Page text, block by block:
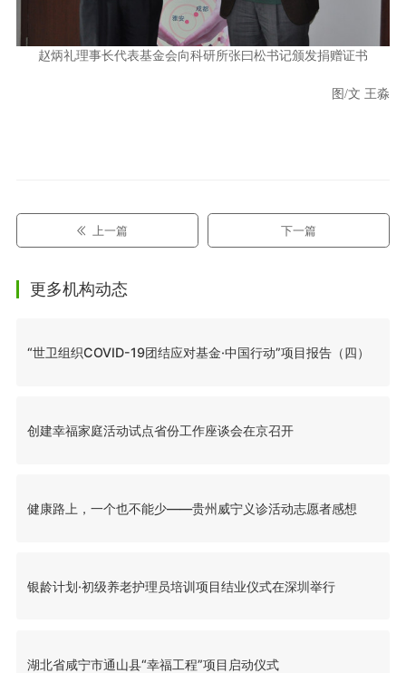
赵炳礼理事长代表基金会向科研所张曰松书记颁发捐赠证书
图/文 王淼
上一篇 下一篇
更多机构动态
“世卫组织COVID-19团结应对基金·中国行动”项目报告（四）
创建幸福家庭活动试点省份工作座谈会在京召开
健康路上，一个也不能少——贵州威宁义诊活动志愿者感想
银龄计划·初级养老护理员培训项目结业仪式在深圳举行
湖北省咸宁市通山县“幸福工程”项目启动仪式